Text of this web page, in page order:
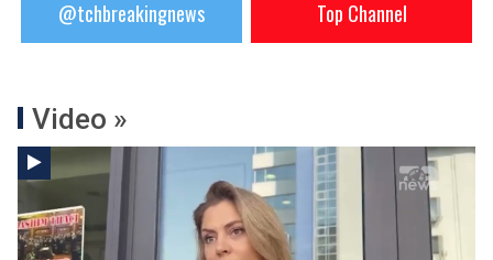
@tchbreakingnews Top Channel
Video »